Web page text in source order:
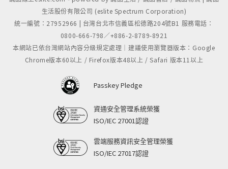
生活股份有限公司 (eslite Spectrum Corporation)
統一編號：27952966 | 台灣台北市信義區松德路204號B1 服務電話：
0800-666-798／+886-2-8789-8921
本網站已依台灣網站內容分級規定處理｜建議使用瀏覽器版本：Google
Chrome版本60以上 / Firefox版本48以上 / Safari 版本11以上
Passkey Pledge
資通安全管理系統榮獲
ISO/IEC 27001認證
雲端服務資訊安全管理榮獲
ISO/IEC 27017認證